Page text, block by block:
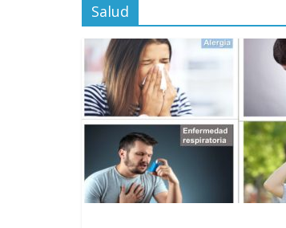
Salud